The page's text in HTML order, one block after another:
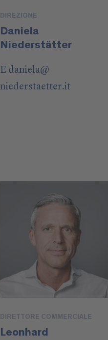
DIREZIONE
Daniela
Niederstätter
E daniela@
niederstaetter.it
DIRETTORE COMMERCIALE
Leonhard